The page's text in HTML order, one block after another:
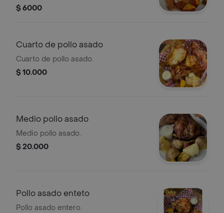
$ 6000
Cuarto de pollo asado
Cuarto de pollo asado.
$ 10.000
Medio pollo asado
Medio pollo asado.
$ 20.000
Pollo asado enteto
Pollo asado entero.